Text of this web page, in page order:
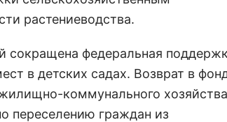
растениеводства.
сокращена федеральная
в детских садах. Возврат в
коммунального хозяйства
переселению граждан из